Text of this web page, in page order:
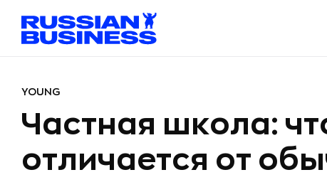
YOUNG
Частная школа:
отличается от